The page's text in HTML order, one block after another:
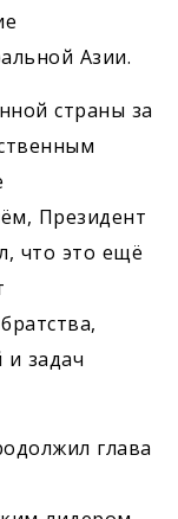
Азии.
страны за
Президент
что это ещё
и задач
глава